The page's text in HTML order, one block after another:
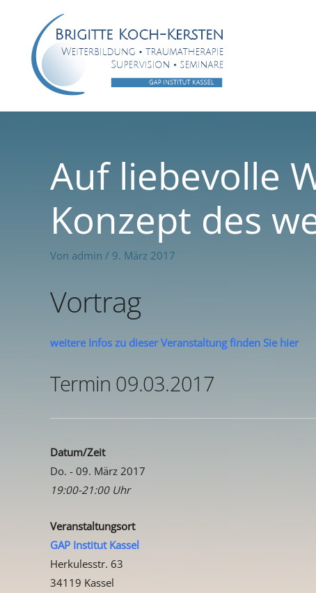
springen
Auf liebevolle
Konzept des
Von admin / 9. März 2017
Vortrag
weitere Infos zu dieser Veranstaltung finden Sie hier
Termin 09.03.2017
Datum/Zeit
Do. - 09. März 2017
19:00-21:00 Uhr
Veranstaltungsort
GAP Institut Kassel
Herkulesstr. 63
34119 Kassel